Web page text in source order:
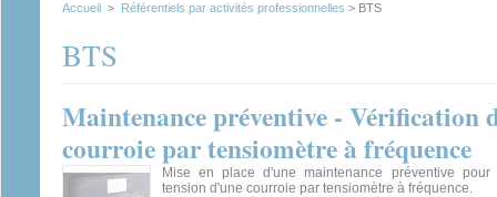
Accueil > Référentiels par activités professionnelles > BTS
BTS
Maintenance préventive - Vérification
courroie par tensiomètre à fréquence
Mise en place d'une maintenance préventive
tension d'une courroie par tensiomètre à fréquence.